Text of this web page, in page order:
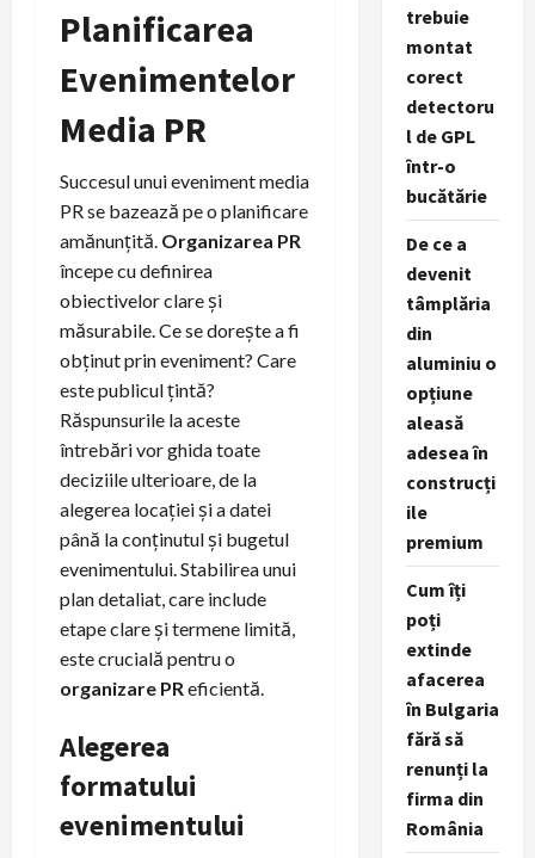
Planificarea
Evenimentelor
Media PR
Succesul unui eveniment media
PR se bazează pe o planificare
amănunțită. Organizarea PR
începe cu definirea
obiectivelor clare și
măsurabile. Ce se dorește a fi
obținut prin eveniment? Care
este publicul țintă?
Răspunsurile la aceste
întrebări vor ghida toate
deciziile ulterioare, de la
alegerea locației și a datei
până la conținutul și bugetul
evenimentului. Stabilirea unui
plan detaliat, care include
etape clare și termene limită,
este crucială pentru o
organizare PR eficientă.
Alegerea
formatului
evenimentului
trebuie
montat
corect
detectoru
l de GPL
într-o
bucătărie
De ce a
devenit
tâmplăria
din
aluminiu o
opțiune
aleasă
adesea în
construcți
ile
premium
Cum îți
poți
extinde
afacerea
în Bulgaria
fără să
renunți la
firma din
România